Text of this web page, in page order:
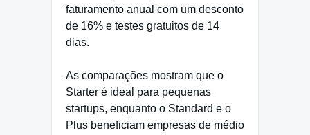
faturamento anual com um desconto
de 16% e testes gratuitos de 14
dias.
As comparações mostram que o
Starter é ideal para pequenas
startups, enquanto o Standard e o
Plus beneficiam empresas de médio